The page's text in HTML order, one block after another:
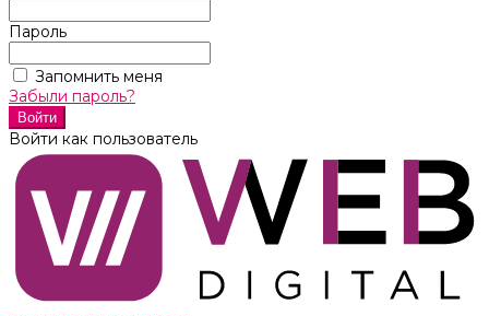
Пароль
Запомнить меня
Забыли пароль?
Войти как пользователь